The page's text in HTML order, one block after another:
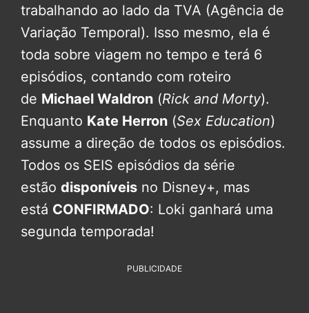
trabalhando ao lado da TVA (Agência de
Variação Temporal). Isso mesmo, ela é
toda sobre viagem no tempo e terá 6
episódios, contando com roteiro
de Michael Waldron (Rick and Morty).
Enquanto Kate Herron (Sex Education)
assume a direção de todos os episódios.
Todos os SEIS episódios da série
estão disponíveis no Disney+, mas
está CONFIRMADO: Loki ganhará uma
segunda temporada!
PUBLICIDADE